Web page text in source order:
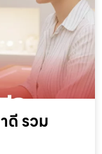
ดี รวม